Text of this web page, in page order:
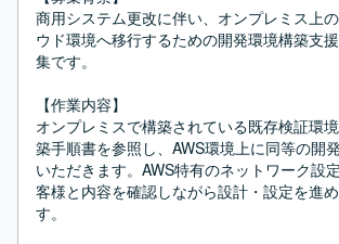
商用システム更改に伴い、オンプレミス上
ウド環境へ移行するための開発環境構築支
集です。
【作業内容】
オンプレミスで構築されている既存検証環
築手順書を参照し、AWS環境上に同等の開
いただきます。AWS特有のネットワーク設
客様と内容を確認しながら設計・設定を進
す。